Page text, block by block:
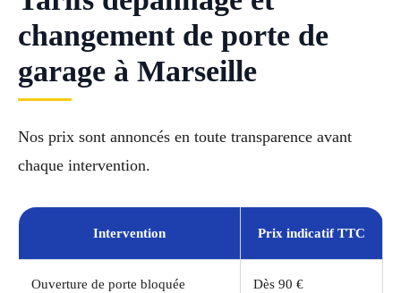
changement de porte de
garage à Marseille
Nos prix sont annoncés en toute transparence avant
chaque intervention.
Intervention Prix indicatif TTC
Ouverture de porte bloquée Dès 90 €